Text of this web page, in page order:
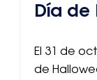
Día de
El 31 de
de